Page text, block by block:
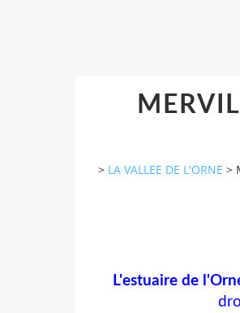
> LA VALLEE DE L'ORNE >
L'estuaire de